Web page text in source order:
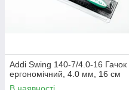
Addi Swing 140-7/4.0-16 Гачок
ергономічний, 4.0 мм, 16 см